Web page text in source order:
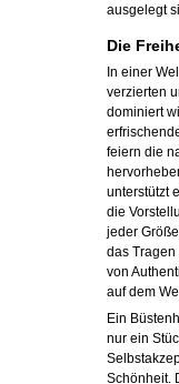
ausgelegt
Die
In einer
verzierten
dominiert
feiern die
unterstützt
die
jeder
das Tragen
von
auf dem
Ein
nur ein
Schönheit.